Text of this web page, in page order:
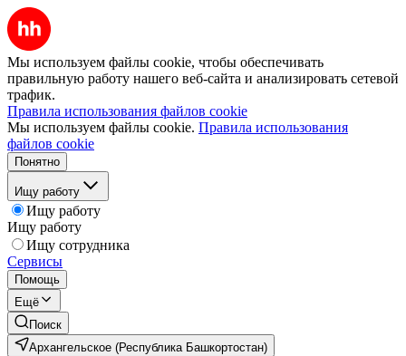
Мы используем файлы cookie, чтобы обеспечивать
правильную работу нашего веб-сайта и анализировать сетевой
трафик.
Правила использования файлов cookie
Мы используем файлы cookie. Правила использования
файлов cookie
Понятно
Ищу работу
Ищу работу
Ищу работу
Ищу сотрудника
Сервисы
Помощь
Ещё
Поиск
Архангельское (Республика Башкортостан)